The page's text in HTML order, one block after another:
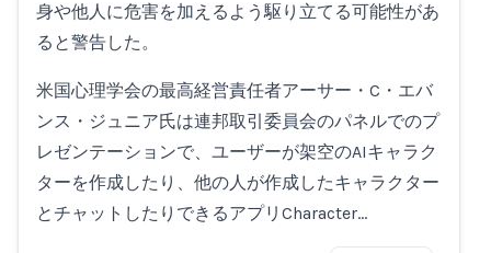
身や他人に危害を加えるよう駆り立てる可能性があ
ると警告した。
米国心理学会の最高経営責任者アーサー・C・エバ
ンス・ジュニア氏は連邦取引委員会のパネルでのプ
レゼンテーションで、ユーザーが架空のAIキャラク
ターを作成したり、他の人が作成したキャラクター
とチャットしたりできるアプリCharacter…